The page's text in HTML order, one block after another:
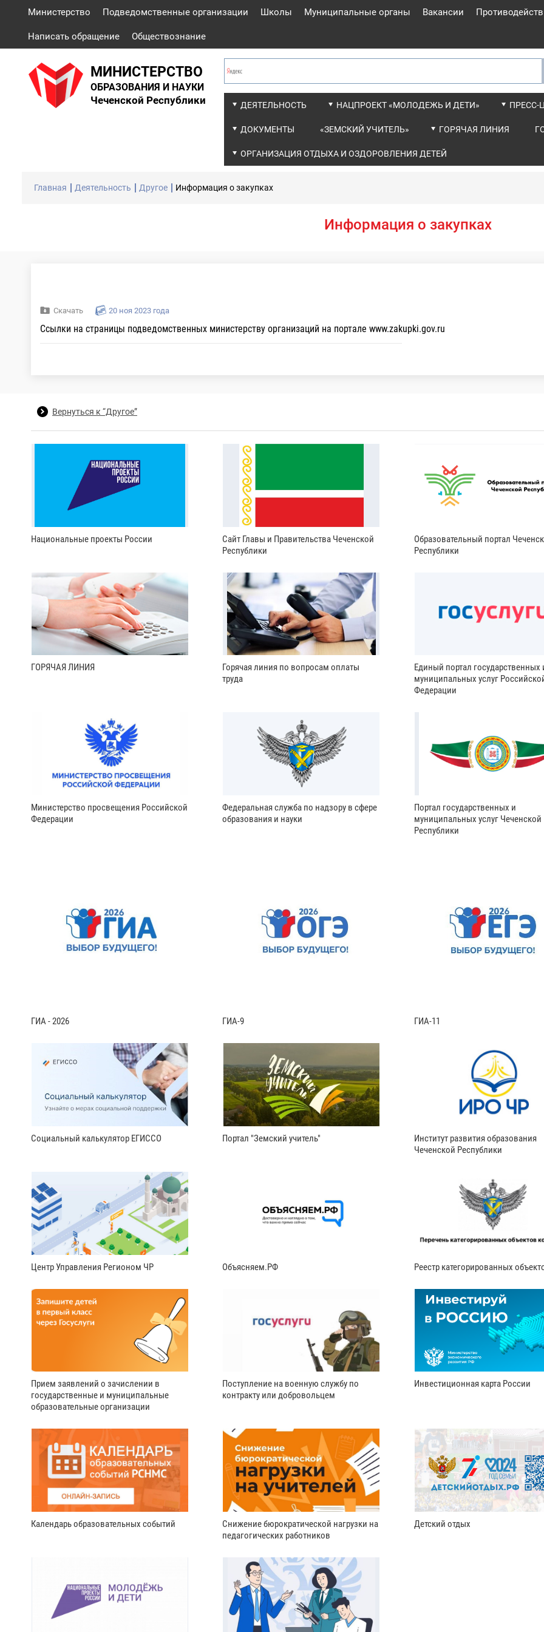
Министерство Подведомственные организации Школы Муниципальные органы Вакансии
Написать обращение Обществознание
МИНИСТЕРСТВО
ОБРАЗОВАНИЯ И НАУКИ
Чеченской Республики ДЕЯТЕЛЬНОСТЬ НАЦПРОЕКТ «МОЛОДЕЖЬ И ДЕТИ» ПРЕСС-
ДОКУМЕНТЫ «ЗЕМСКИЙ УЧИТЕЛЬ» ГОРЯЧАЯ ЛИНИЯ
ОРГАНИЗАЦИЯ ОТДЫХА И ОЗДОРОВЛЕНИЯ ДЕТЕЙ
Главная Деятельность Другое Информация о закупках
Информация о закупках
Скачать 20 ноя 2023 года
Ссылки на страницы подведомственных министерству организаций на портале www.zakupki.gov.ru
Вернуться к “Другое”
Национальные проекты России
Сайт Главы и Правительства Чеченской
Республики
Образовательный портал
Республики
ГОРЯЧАЯ ЛИНИЯ
Горячая линия по вопросам оплаты
труда
Единый портал государственных
муниципальных услуг
Федерации
Министерство просвещения Российской
Федерации
Федеральная служба по надзору в сфере
образования и науки
Портал государственных и
муниципальных услуг Чеченской
Республики
ГИА - 2026 ГИА-9 ГИА-11
Социальный калькулятор ЕГИССО Портал "Земский учитель"
Институт развития образования
Чеченской Республики
Центр Управления Регионом ЧР Объясняем.РФ Реестр категорированных
Прием заявлений о зачислении в
государственные и муниципальные
образовательные организации
Поступление на военную службу по
контракту или добровольцем
Инвестиционная карта России
Календарь образовательных событий
Снижение бюрократической нагрузки на
педагогических работников
Детский отдых